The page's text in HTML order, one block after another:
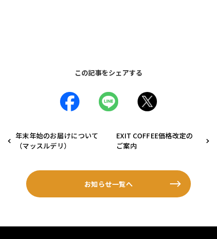
この記事をシェアする
年末年始のお届けについて
（マッスルデリ）
EXIT COFFEE価格改定の
ご案内
お知らせ一覧へ